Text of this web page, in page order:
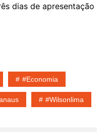
dias de apresentação
#economia
#wilsonlima